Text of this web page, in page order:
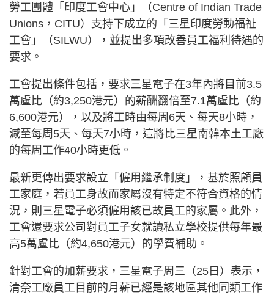
勞工團體「印度工會中心」（Centre of Indian Trade
Unions，CITU）支持下成立的「三星印度勞動福祉
工會」（SILWU），並提出多項改善員工福利待遇的
要求。
工會提出條件包括，要求三星電子在3年內將目前3.5
萬盧比（約3,250港元）的薪酬翻倍至7.1萬盧比（約
6,600港元），以及將工時由每周6天、每天8小時，
減至每周5天、每天7小時，這將比三星南韓本土工廠
的每周工作40小時更低。
最新更傳出要求設立「僱用繼承制度」，基於照顧員
工家庭，若員工身故而家屬沒有特定不符合資格的情
況，則三星電子必須僱用該已故員工的家屬。此外，
工會還要求公司對員工子女就讀私立學校提供每年最
高5萬盧比（約4,650港元）的學費補助。
針對工會的加薪要求，三星電子周三（25日）表示，
清奈工廠員工目前的月薪已經是該地區其他同類工作